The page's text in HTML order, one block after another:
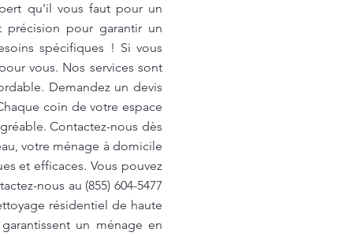
qu'il vous faut pour un
pour garantir un
spécifiques ! Si vous
vous. Nos services sont
Demandez un devis
coin de votre espace
Contactez-nous dès
votre ménage à domicile
et efficaces. Vous pouvez
nous au (855) 604-5477
résidentiel de haute
un ménage en